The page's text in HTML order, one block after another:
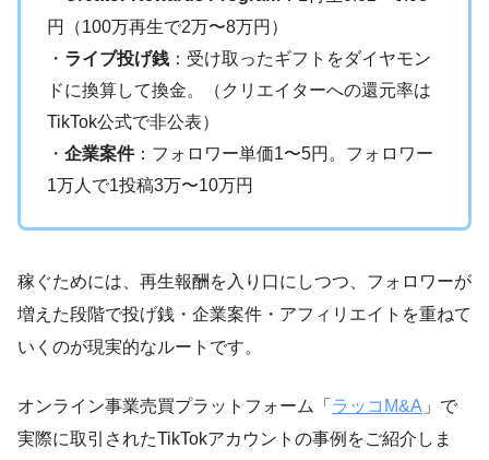
円（100万再生で2万〜8万円）
・ ライブ投げ銭 ：受け取ったギフトをダイヤモン
ドに換算して換金。（クリエイターへの還元率は
TikTok公式で非公表）
・ 企業案件：フォロワー単価1〜5円。フォロワー
1万人で1投稿3万〜10万円
稼ぐためには、再生報酬を入り口にしつつ、フォロワーが
増えた段階で投げ銭・企業案件・アフィリエイトを重ねて
いくのが現実的なルートです。
オンライン事業売買プラットフォーム「 ラッコM&A 」で
実際に取引されたTikTokアカウントの事例をご紹介しま